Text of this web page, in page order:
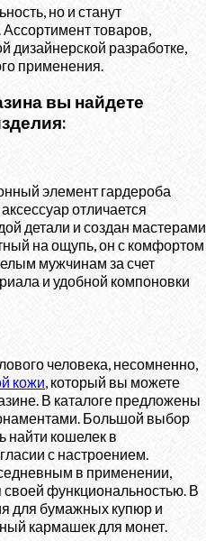
но и станут
товаров,
дизайнерской разработке,
применения.
вы найдете
элемент гардероба
отличается
детали и создан мастерами
на ощупь, он с комфортом
мужчинам за счет
и удобной компоновки
человека, несомненно,
кожи, который вы можете
В каталоге предложены
Большой выбор
найти кошелек в
с настроением.
в применении,
своей функциональностью. В
для бумажных купюр и
кармашек для монет.